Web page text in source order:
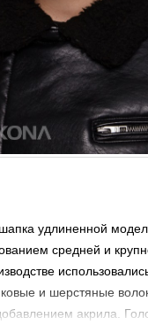
удлиненной
средней и
и шерстяные
акрила.